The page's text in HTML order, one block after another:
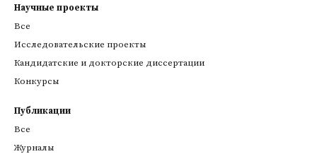
Научные проекты
Все
Исследовательские проекты
Кандидатские и докторские диссертации
Конкурсы
Публикации
Все
Журналы